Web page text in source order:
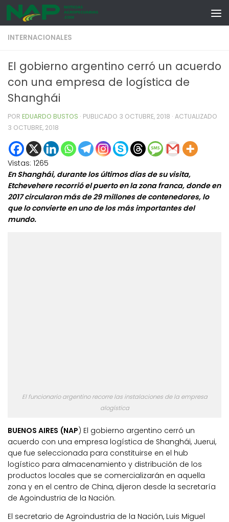
Skip to content
INTERNACIONALES
El gobierno argentino cerró un acuerdo
con una empresa de logística de
Shanghái
POR EDUARDO BUSTOS · PUBLICADO 3 OCTUBRE, 2018 · ACTUALIZADO
3 OCTUBRE, 2018
Vistas: 1265
En Shanghái, durante los últimos días de su visita,
Etchevehere recorrió el puerto en la zona franca, donde en
2017 circularon más de 29 millones de contenedores, lo
que lo convierte en uno de los más importantes del
mundo.
El funcionario argentino recorre las instalaciones de la empresa
alogística
BUENOS AIRES (NAP) El gobierno argentino cerró un
acuerdo con una empresa logística de Shanghái, Juerui,
que fue seleccionada para constituirse en el hub
logístico para almacenamiento y distribución de los
productos locales que se comercializarán en aquella
zona y en el centro de China, dijeron desde la secretaría
de Agoindustria de la Nación.
El secretario de Agroindustria de la Nación, Luis Miguel